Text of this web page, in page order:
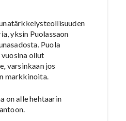
yksin Puolassaon
Puola
ollut
varsinkaan jos
markkinoita.
on alle hehtaarin